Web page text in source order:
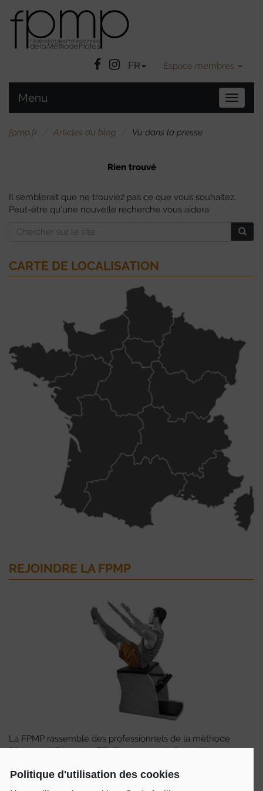
Politique d'utilisation des cookies
Facebook
Instatgram
FR Espace membres
la
Menu
fpmp.fr Articles du blog Vu dans la presse
Rien trouvé
Il semblerait que ne trouviez pas ce que vous souhaitez.
Peut-être qu'une nouvelle recherche vous aidera.
CARTE DE LOCALISATION
REJOINDRE LA FPMP
La FPMP rassemble des professionnels de la méthode
Pilates certifiés par la FPMP, en cours de formation, des